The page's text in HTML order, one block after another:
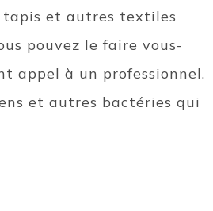
tapis et autres textiles
pouvez le faire vous-
appel à un professionnel.
et autres bactéries qui